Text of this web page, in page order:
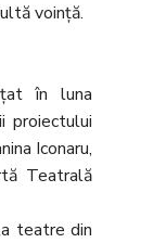
voință.
în luna
proiectului
Iconaru,
Teatrală
teatre din